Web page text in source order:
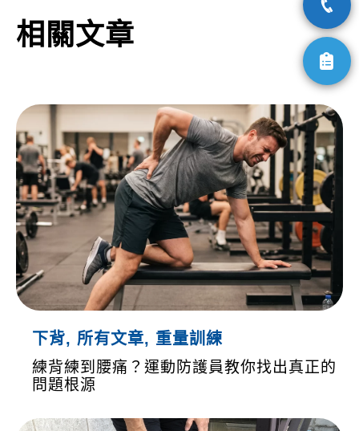
相關文章
下背, 所有文章, 重量訓練
練背練到腰痛？運動防護員教你找出真正的
問題根源